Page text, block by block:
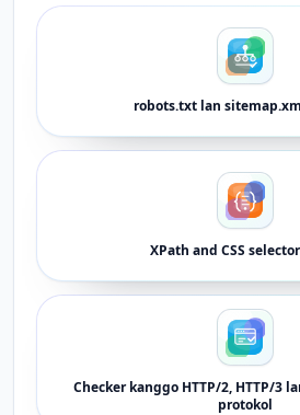
robots.txt lan
XPath and CSS
Checker kanggo HTTP/2, HTTP/3
protokol